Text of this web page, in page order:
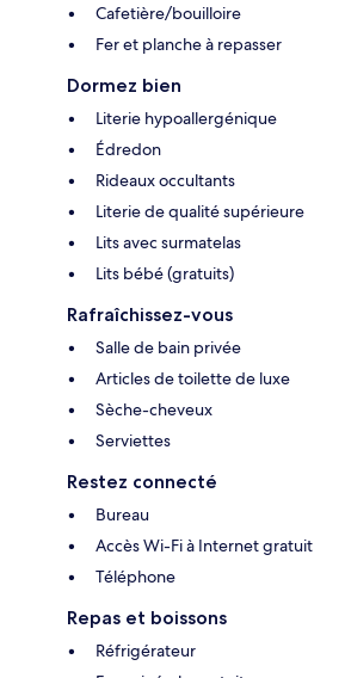
Cafetière/bouilloire
Fer et planche à repasser
Dormez bien
Literie hypoallergénique
Édredon
Rideaux occultants
Literie de qualité supérieure
Lits avec surmatelas
Lits bébé (gratuits)
Rafraîchissez-vous
Salle de bain privée
Articles de toilette de luxe
Sèche-cheveux
Serviettes
Restez connecté
Bureau
Accès Wi-Fi à Internet gratuit
Téléphone
Repas et boissons
Réfrigérateur